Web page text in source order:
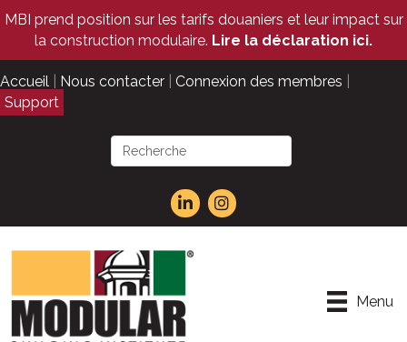
MBI prend position sur les tarifs douaniers et leur impact sur
la construction modulaire. Lire la déclaration ici.
Accueil Nous contacter Connexion des membres
Support
Menu